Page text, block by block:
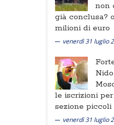
non
già conclusa?
milioni di euro
venerdì 31 luglio
le iscrizioni
sezione piccoli
venerdì 31 luglio